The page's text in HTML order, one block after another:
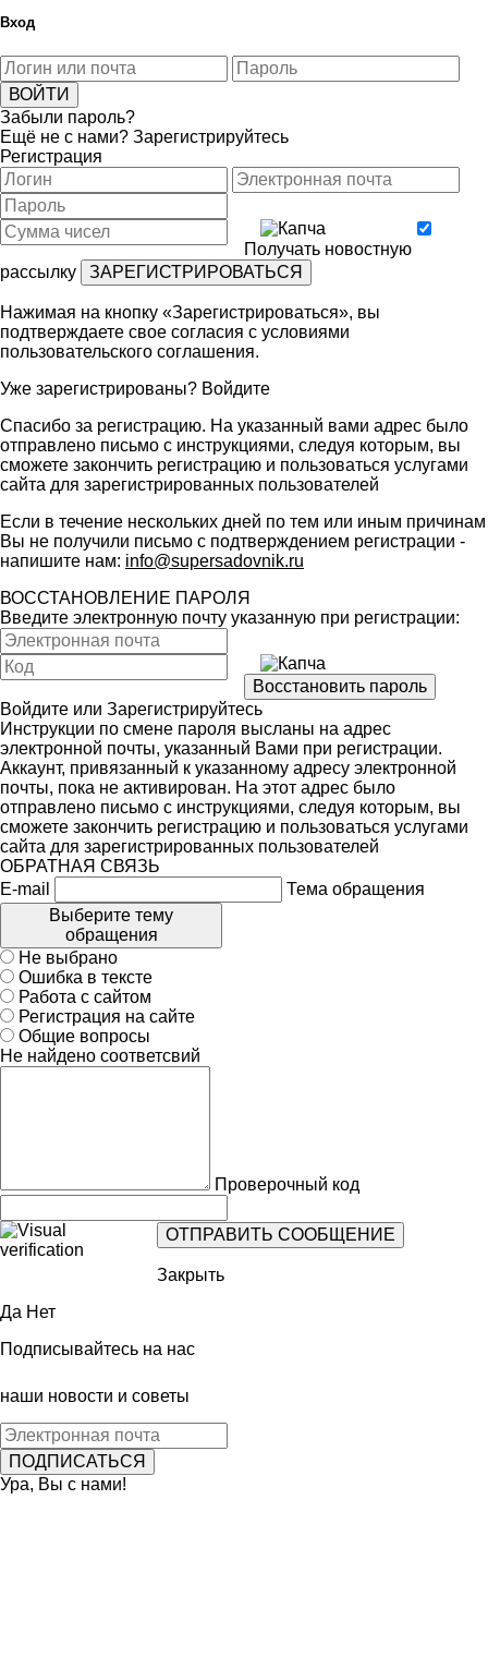
Вход
Забыли пароль?
Ещё не с нами? Зарегистрируйтесь
Регистрация
Получать новостную
рассылку
Нажимая на кнопку «Зарегистрироваться», вы
подтверждаете свое согласия с условиями
пользовательского соглашения.
Уже зарегистрированы? Войдите
Спасибо за регистрацию. На указанный вами адрес было
отправлено письмо с инструкциями, следуя которым, вы
сможете закончить регистрацию и пользоваться услугами
сайта для зарегистрированных пользователей
Если в течение нескольких дней по тем или иным причинам
Вы не получили письмо с подтверждением регистрации -
напишите нам: info@supersadovnik.ru
ВОССТАНОВЛЕНИЕ ПАРОЛЯ
Введите электронную почту указанную при регистрации:
Войдите или Зарегистрируйтесь
Инструкции по смене пароля высланы на адрес
электронной почты, указанный Вами при регистрации.
Аккаунт, привязанный к указанному адресу электронной
почты, пока не активирован. На этот адрес было
отправлено письмо с инструкциями, следуя которым, вы
сможете закончить регистрацию и пользоваться услугами
сайта для зарегистрированных пользователей
ОБРАТНАЯ СВЯЗЬ
E-mail
Тема обращения
Выберите тему
обращения
Не выбрано
Ошибка в тексте
Работа с сайтом
Регистрация на сайте
Общие вопросы
Не найдено соответсвий
Проверочный код
Закрыть
Да Нет
Подписывайтесь на нас
наши новости и советы
Ура, Вы с нами!